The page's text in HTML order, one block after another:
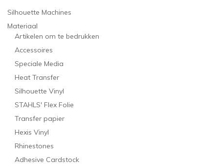
Silhouette Machines
Materiaal
Artikelen om te bedrukken
Accessoires
Speciale Media
Heat Transfer
Silhouette Vinyl
STAHLS' Flex Folie
Transfer papier
Hexis Vinyl
Rhinestones
Adhesive Cardstock